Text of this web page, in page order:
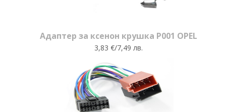
Адаптер за ксенон крушка P001 OPEL
3,83 €/7,49 лв.